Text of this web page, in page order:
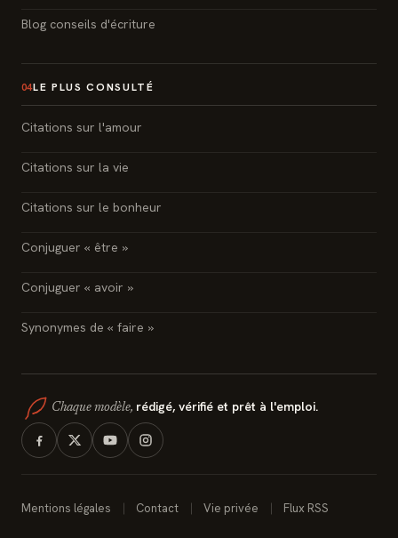
Blog conseils d'écriture
04LE PLUS CONSULTÉ
Citations sur l'amour
Citations sur la vie
Citations sur le bonheur
Conjuguer « être »
Conjuguer « avoir »
Synonymes de « faire »
Chaque modèle, rédigé, vérifié et prêt à l'emploi.
Mentions légales Contact Vie privée Flux RSS